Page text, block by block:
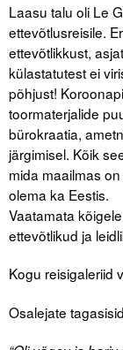
Laasu talu oli Le
ettevõtlusreisile.
ettevõtlikkust,
külastatutest ei
põhjust!
toormaterjalide
bürokraatia,
järgimisel. Kõik
mida maailmas
olema ka Eestis.
Vaatamata
ettevõtlikud ja
Kogu reisigaleriid
Osalejate